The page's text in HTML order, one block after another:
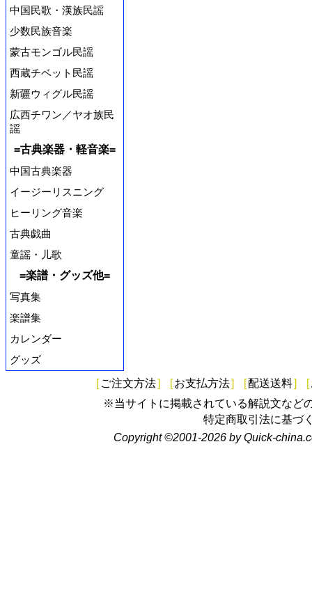
中国民歌・漢族民謡
少数民族音楽
蒙古モンゴル民謡
西蔵チベット民謡
新疆ウィグル民謡
広西チワン／ヤオ族民
謡
=古典楽器・軽音楽=
中国古典楽器
イージーリスニング
ヒーリング音楽
古典戯曲
童謡・儿歌
=楽譜・グッズ他=
写真集
楽譜集
カレンダー
グッズ
[ ご注文方法] [お支払方法] [配送送料] [
※当サイトに掲載されている解説文など
特定商取引法に基づ
Copyright ©2001-2026 by Quick-